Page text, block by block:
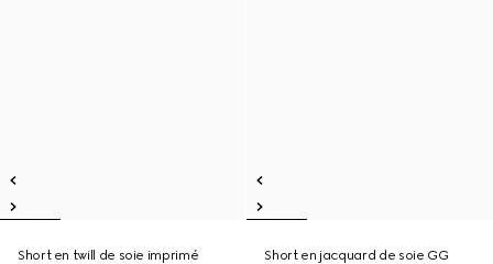
Short en twill de soie imprimé
Short en jacquard de soie GG